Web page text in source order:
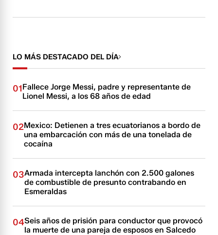
LO MÁS DESTACADO DEL DÍA
01Fallece Jorge Messi, padre y representante de
Lionel Messi, a los 68 años de edad
02Mexico: Detienen a tres ecuatorianos a bordo de
una embarcación con más de una tonelada de
cocaína
03Armada intercepta lanchón con 2.500 galones
de combustible de presunto contrabando en
Esmeraldas
04Seis años de prisión para conductor que provocó
la muerte de una pareja de esposos en Salcedo